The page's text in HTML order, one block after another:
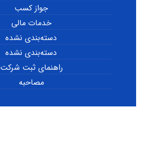
جواز کسب
خدمات مالی
دسته‌بندی نشده
دسته‌بندی نشده
راهنمای ثبت شرکت
مصاحبه